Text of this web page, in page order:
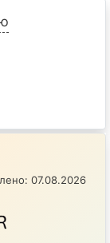
07.08.2026